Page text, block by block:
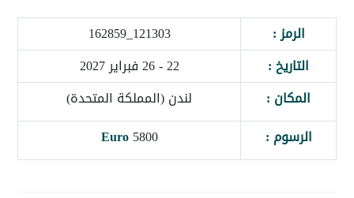
الرمز :
121303_162859
التاريخ :
22 - 26 فبراير 2027
المكان :
لندن (المملكة المتحدة)
الرسوم :
5800
Euro